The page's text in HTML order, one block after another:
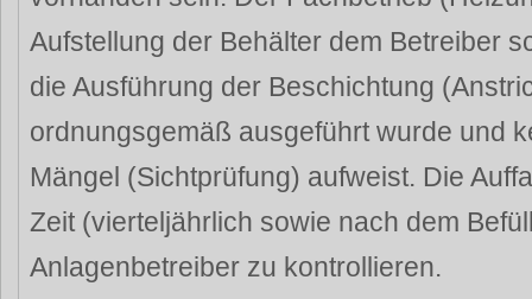
Aufstellung der Behälter dem Betreiber
die Ausführung der Beschichtung
ordnungsgemäß ausgeführt wurde und
Mängel (Sichtprüfung) aufweist. Die
Zeit (vierteljährlich sowie nach dem
Anlagenbetreiber zu kontrollieren.